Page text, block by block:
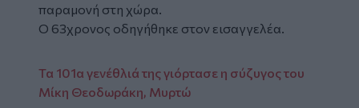
παραμονή στη χώρα.
Ο 63χρονος οδηγήθηκε στον εισαγγελέα.
Τα 101α γενέθλιά της γιόρτασε η σύζυγος του
Μίκη Θεοδωράκη, Μυρτώ